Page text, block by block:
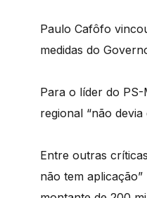
Paulo Cafôfo
medidas do
Para o líder do
regional “não
Entre outras
não tem